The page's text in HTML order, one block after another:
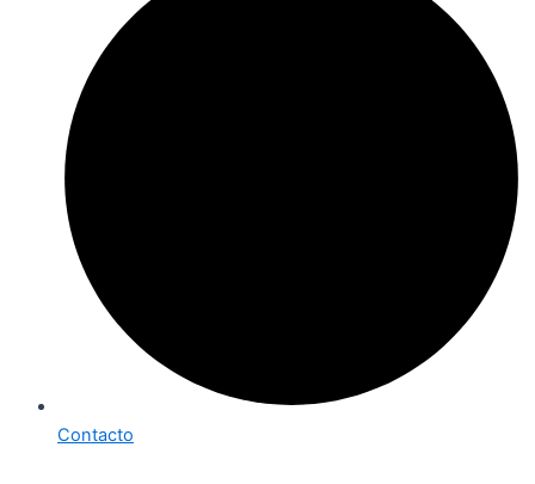
Contacto